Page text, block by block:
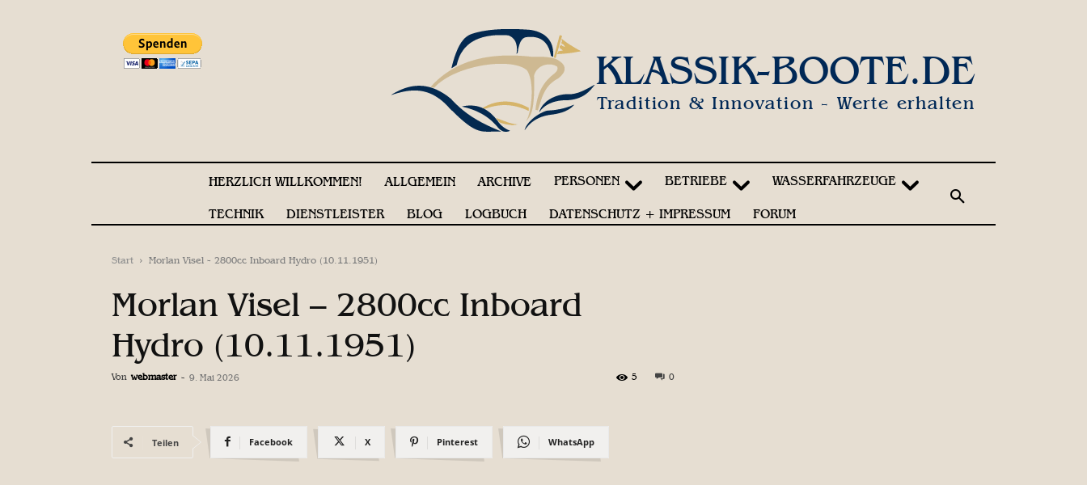
KLASSIK-BOOTE.DE
Tradition & Innovation - Werte erhalten
HERZLICH WILLKOMMEN! ALLGEMEIN ARCHIVE PERSONEN BETRIEBE WASSERFAHRZEUGE
TECHNIK DIENSTLEISTER BLOG LOGBUCH DATENSCHUTZ + IMPRESSUM FORUM
Start Morlan Visel - 2800cc Inboard Hydro (10.11.1951)
Morlan Visel – 2800cc Inboard
Hydro (10.11.1951)
Von webmaster - 9. Mai 2026 0
5
Teilen Facebook X Pinterest WhatsApp